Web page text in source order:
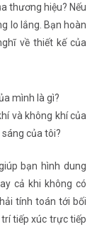
thương hiệu? Nếu
lo lắng. Bạn hoàn
về thiết kế của
mình là gì?
và không khí của
của tôi?
bạn hình dung
cả khi không có
tính toán tới bối
tiếp xúc trực tiếp